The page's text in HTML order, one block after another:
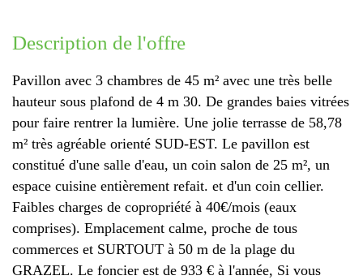
description de l'offre
Pavillon avec 3 chambres de 45 m² avec une très belle
hauteur sous plafond de 4 m 30. De grandes baies vitrées
pour faire rentrer la lumière. Une jolie terrasse de 58,78
m² très agréable orienté SUD-EST. Le pavillon est
constitué d'une salle d'eau, un coin salon de 25 m², un
espace cuisine entièrement refait. et d'un coin cellier.
Faibles charges de copropriété à 40€/mois (eaux
comprises). Emplacement calme, proche de tous
commerces et SURTOUT à 50 m de la plage du
GRAZEL. Le foncier est de 933 € à l'année, Si vous